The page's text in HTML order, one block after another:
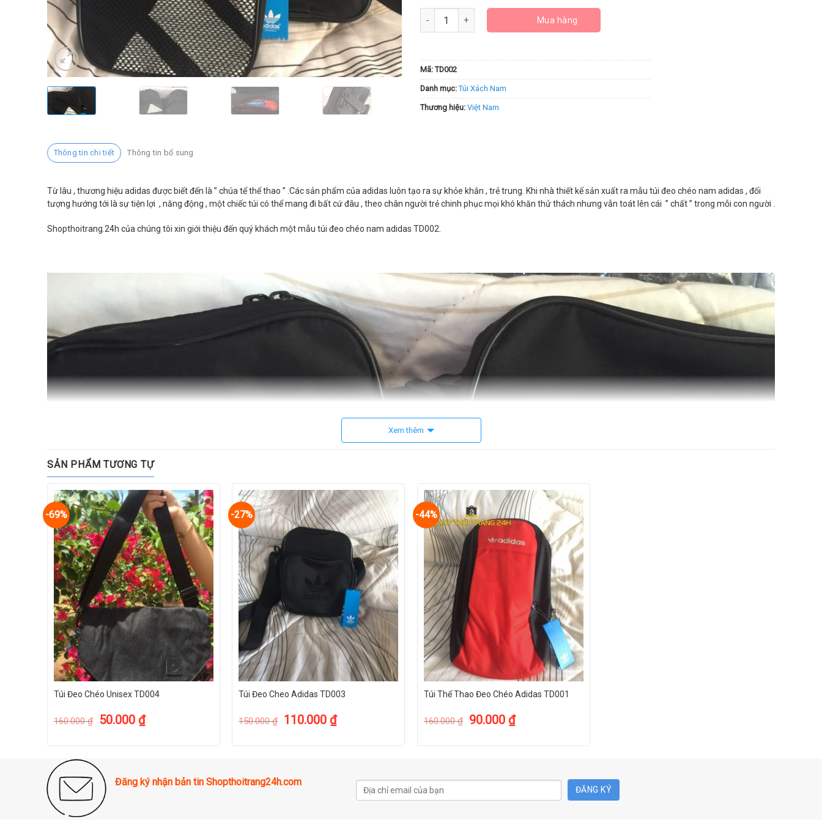
Túi Đeo Chéo Adidas TD002 số lượng
Mua hàng
Mã: TD002
Danh mục: Túi Xách Nam
Thương hiệu: Việt Nam
Thông tin chi tiết Thông tin bổ sung
Từ lâu , thương hiệu adidas được biết đến là ” chúa tể thể thao ” .Các sản phẩm của adidas luôn tạo ra sự khỏe khắn , trẻ trung. Khi nhà thiết kế sản xuất ra mẫu túi đeo chéo nam adidas , đối
tượng hướng tới là sự tiện lợi , năng động , một chiếc túi có thể mang đi bất cứ đâu , theo chân người trẻ chinh phục mọi khó khăn thử thách nhưng vẫn toát lên cái ” chất ” trong mỗi con người .
Shopthoitrang.24h của chúng tôi xin giới thiệu đến quý khách một mẫu túi đeo chéo nam adidas TD002.
Xem thêm
SẢN PHẨM TƯƠNG TỰ
-69%
Túi Đeo Chéo Unisex TD004
160.000₫ 50.000 ₫
-27%
Túi Đeo Cheo Adidas TD003
150.000₫ 110.000 ₫
-44%
Túi Thể Thao Đeo Chéo Adidas TD001
160.000₫ 90.000 ₫
Đăng ký nhận bản tin Shopthoitrang24h.com